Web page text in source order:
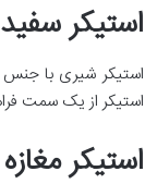
استیکر
استیکر شیری با
استیکر از یک سمت
استیکر